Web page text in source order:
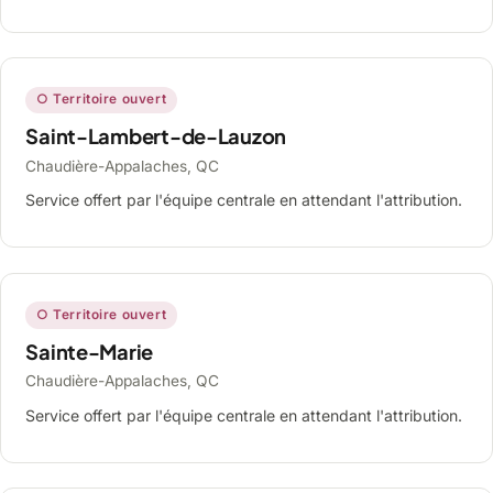
○ Territoire ouvert
Saint-Lambert-de-Lauzon
Chaudière-Appalaches, QC
Service offert par l'équipe centrale en attendant l'attribution.
○ Territoire ouvert
Sainte-Marie
Chaudière-Appalaches, QC
Service offert par l'équipe centrale en attendant l'attribution.